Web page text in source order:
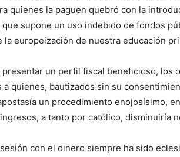
quienes la paguen quebró con la
supone un uso indebido de fondos
la europeización de nuestra educación
presentar un perfil fiscal beneficioso, los
a quienes, bautizados sin su
un procedimiento enojosísimo,
a tanto por católico, disminuiría
con el dinero siempre ha sido